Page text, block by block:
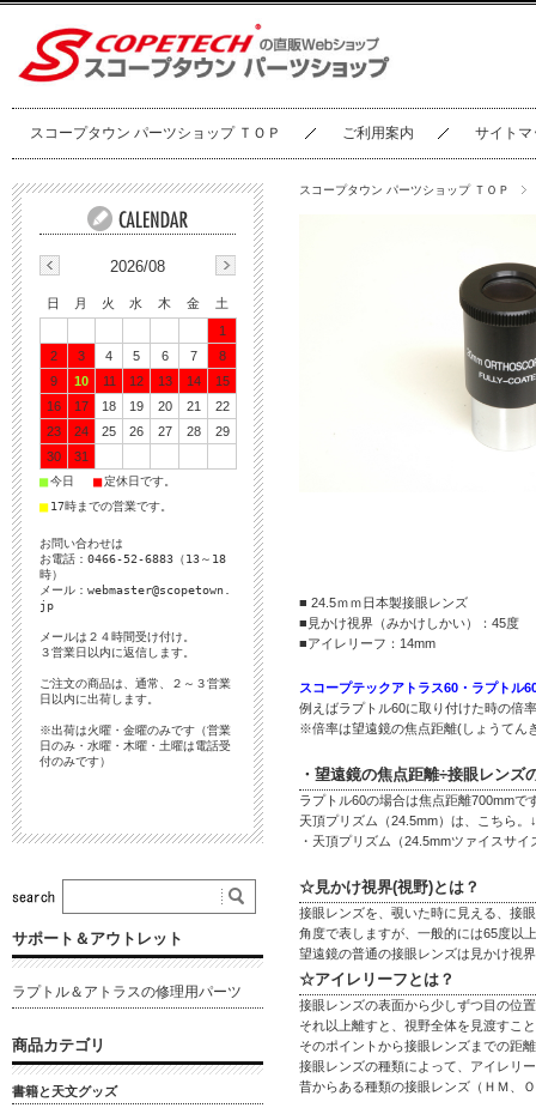
スコープタウン パーツショップ ＴＯＰ ご利用案内 サイトマ
スコープタウン パーツショップ ＴＯＰ
■ 24.5ｍｍ日本製接眼レンズ
■見かけ視界（みかけしかい）：45度
■アイレリーフ：14mm
スコープテックアトラス60・ラプトル
例えばラプトル60に取り付けた時の倍
※倍率は望遠鏡の焦点距離(しょうてん
・望遠鏡の焦点距離÷接眼レンズ
ラプトル60の場合は焦点距離700mm
天頂プリズム（24.5mm）は、こちら。↓
・天頂プリズム（24.5mmツァイスサイ
☆見かけ視界(視野)とは？
接眼レンズを、覗いた時に見える、接
角度で表しますが、一般的には65度以
望遠鏡の普通の接眼レンズは見かけ視
☆アイレリーフとは？
接眼レンズの表面から少しずつ目の位
それ以上離すと、視野全体を見渡すこ
そのポイントから接眼レンズまでの距
接眼レンズの種類によって、アイレリ
昔からある種類の接眼レンズ（ＨＭ、
2026/08
日 月 火 水 木 金
土
1
2
3 4 5 6 7
8
9
10 11 12 13 14
15
16
17 18 19 20 21
22
23
24 25 26 27 28
29
30
31
■今日 ■定休日です。
■ 17時までの営業です。
お問い合わせは
お電話：0466-52-6883（13～18
時）
メール： webmaster@scopetown.
jp
メールは２４時間受け付け。
３営業日以内に返信します。
ご注文の商品は、通常、２～３営業
日以内に出荷します。
※出荷は火曜・金曜のみです（営業
日のみ・水曜・木曜・土曜は電話受
付のみです）
サポート＆アウトレット
ラプトル＆アトラスの修理用パーツ
商品カテゴリ
書籍と天文グッズ